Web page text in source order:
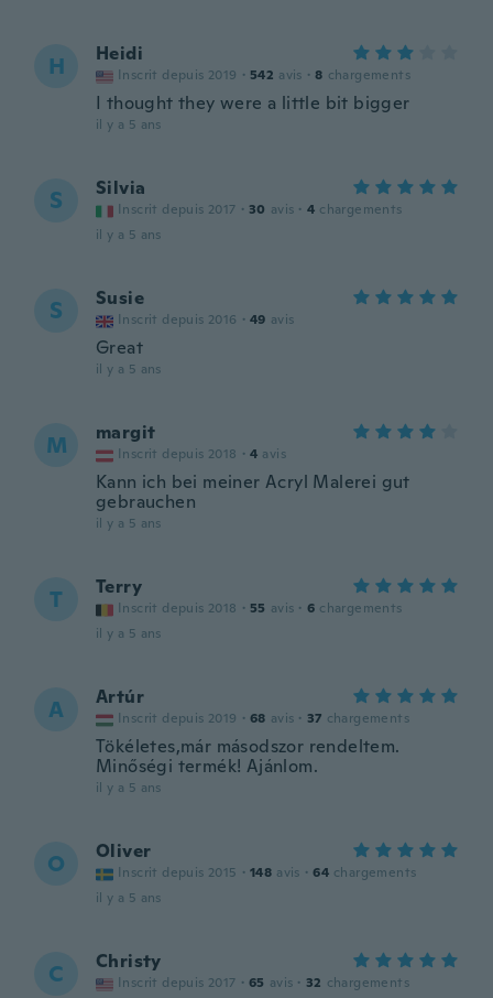
H Heidi
Inscrit depuis 2019 · 542 avis · 8 chargements
I thought they were a little bit bigger
il y a 5 ans
S Silvia
Inscrit depuis 2017 · 30 avis · 4 chargements
il y a 5 ans
S Susie
Inscrit depuis 2016 · 49 avis
Great
il y a 5 ans
M margit
Inscrit depuis 2018 · 4 avis
Kann ich bei meiner Acryl Malerei gut
gebrauchen
il y a 5 ans
T Terry
Inscrit depuis 2018 · 55 avis · 6 chargements
il y a 5 ans
A Artúr
Inscrit depuis 2019 · 68 avis · 37 chargements
Tökéletes,már másodszor rendeltem.
Minőségi termék! Ajánlom.
il y a 5 ans
O Oliver
Inscrit depuis 2015 · 148 avis · 64 chargements
il y a 5 ans
C Christy
Inscrit depuis 2017 · 65 avis · 32 chargements